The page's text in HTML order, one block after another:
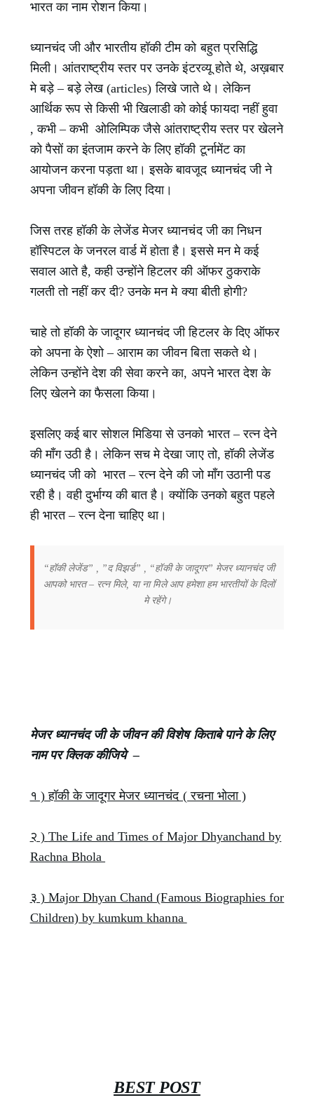
भारत का नाम रोशन किया।
ध्यानचंद जी और भारतीय हॉकी टीम को बहुत प्रसिद्धि
मिली। आंतराष्ट्रीय स्तर पर उनके इंटरव्यू होते थे, अख़बार
मे बड़े – बड़े लेख (articles) लिखे जाते थे। लेकिन
आर्थिक रूप से किसी भी खिलाडी को कोई फायदा नहीं हुवा
, कभी – कभी ओलिम्पिक जैसे आंतराष्ट्रीय स्तर पर खेलने
को पैसों का इंतजाम करने के लिए हॉकी टूर्नामेंट का
आयोजन करना पड़ता था। इसके बावजूद ध्यानचंद जी ने
अपना जीवन हॉकी के लिए दिया।
जिस तरह हॉकी के लेजेंड मेजर ध्यानचंद जी का निधन
हॉस्पिटल के जनरल वार्ड में होता है। इससे मन मे कई
सवाल आते है, कही उन्होंने हिटलर की ऑफर ठुकराके
गलती तो नहीं कर दी? उनके मन मे क्या बीती होगी?
चाहे तो हॉकी के जादूगर ध्यानचंद जी हिटलर के दिए ऑफर
को अपना के ऐशो – आराम का जीवन बिता सकते थे।
लेकिन उन्होंने देश की सेवा करने का, अपने भारत देश के
लिए खेलने का फैसला किया।
इसलिए कई बार सोशल मिडिया से उनको भारत – रत्न देने
की माँग उठी है। लेकिन सच मे देखा जाए तो, हॉकी लेजेंड
ध्यानचंद जी को भारत – रत्न देने की जो माँग उठानी पड
रही है। वही दुर्भाग्य की बात है। क्योंकि उनको बहुत पहले
ही भारत – रत्न देना चाहिए था।
“हॉकी लेजेंड” , ”द विझर्ड” , “हॉकी के जादूगर” मेजर ध्यानचंद जी
आपको भारत – रत्न मिले, या ना मिले आप हमेशा हम भारतीयों के दिलों
मे रहेंगे।
मेजर ध्यानचंद जी के जीवन की विशेषकिताबे पाने के लिए
नाम पर क्लिक कीजिये –
१ ) हॉकी के जादूगर मेजर ध्यानचंद ( रचना भोला )
२ ) The Life and Times of Major Dhyanchand by
Rachna Bhola
३ ) Major Dhyan Chand (Famous Biographies for
Children) by kumkum khanna
BEST POST